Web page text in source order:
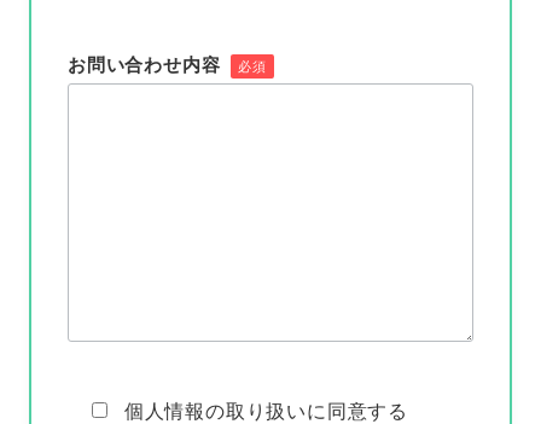
お問い合わせ内容 必須
個人情報の取り扱いに同意する